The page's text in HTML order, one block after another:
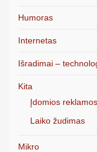
Humoras
Internetas
Išradimai –
Kita
Įdomios reklamos
Laiko žudimas
Mikro